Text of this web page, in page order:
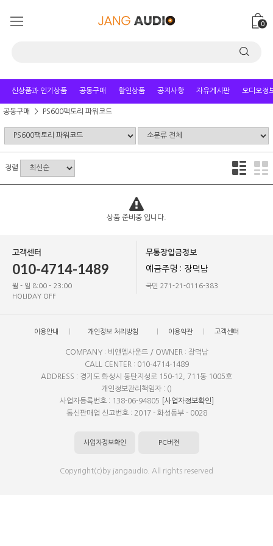
0
신상품과 인기상품 공동구매 할인상품 공지사항 자유게시판 오디오정
공동구매 PS600팩토리 파워코드
정렬
상품 준비중 입니다.
고객센터
010-4714-1489
월 - 일 8:00 - 23:00
HOLIDAY OFF
무통장입금정보
예금주명 : 장덕남
국민 271-21-0116-383
이용안내 개인정보 처리방침 이용약관 고객센터
COMPANY : 비앤엠사운드 / OWNER : 장덕남
CALL CENTER : 010-4714-1489
ADDRESS : 경기도 화성시 동탄지성로 150-12, 711동 1005호
개인정보관리책임자 : ()
사업자등록번호 : 138-06-94805
[사업자정보확인]
통신판매업 신고번호 : 2017 - 화성동부 - 0028
사업자정보확인 PC버전
Copyright(c)by jangaudio. All rights reserved